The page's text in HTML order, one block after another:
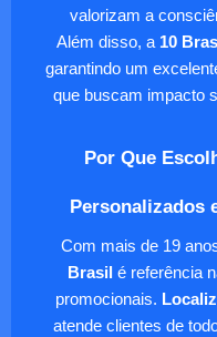
valorizam a
Além disso, a 10
garantindo um
que buscam impacto
Por Que
Personalizados
Com mais de 19
Brasil é referência
promocionais.
atende clientes de